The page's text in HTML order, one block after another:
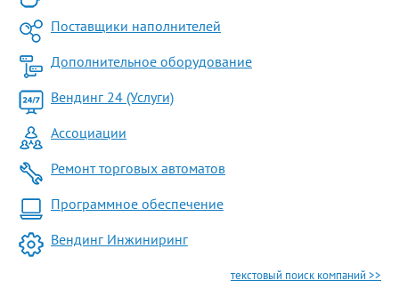
Поставщики наполнителей
Дополнительное оборудование
Вендинг 24 (Услуги)
Ассоциации
Ремонт торговых автоматов
Программное обеспечение
Вендинг Инжиниринг
текстовый поиск компаний >>